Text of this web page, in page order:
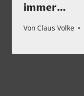
immer…
Von Claus Volke